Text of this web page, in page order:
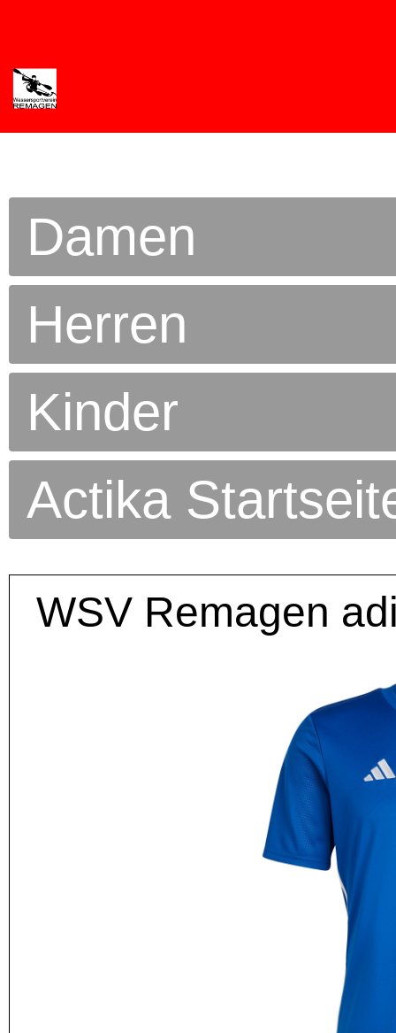
Damen
Herren
Kinder
Actika
WSV Remagen